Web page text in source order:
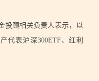
顾相关负责人表示，以
代表沪深300ETF、红利